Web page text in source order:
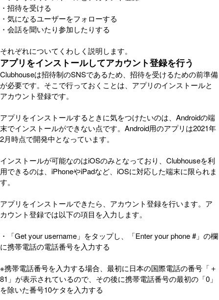
・招待を受ける
・気になるユーザーをフォローする
・会話を聞いたり参加したりする
それぞれについてくわしく説明します。
アプリをインストールしてアカウント登録を行う
Clubhouseは招待制のSNSであるため、招待を受けるための前準備
が必要です。そこで行っておくことは、アプリのインストールと
アカウント登録です。
アプリをインストールするときに気をつけたいのは、Androidの端
末でインストールができない点です。Android用のアプリは2021年
2月時点で開発中となっています。
インストールが可能なのはiOSのみとなっており、Clubhouseを利
用できるのは、iPhoneやiPadなど、iOSに対応した端末に限られま
す。
アプリをインストールできたら、アカウント登録を行います。ア
カウント登録では以下の項目を入力します。
・「Get your username」をタップし、「Enter your phone #」の欄
に携帯電話の電話番号を入力する
※携帯電話番号を入力する場合、最初に日本の国際電話の番号「＋
81」が表示されているので、その後に携帯電話番号の最初の「0」
を除いた番号10ケタを入力する